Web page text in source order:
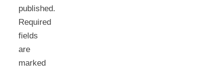
published.
Required
fields
are
marked